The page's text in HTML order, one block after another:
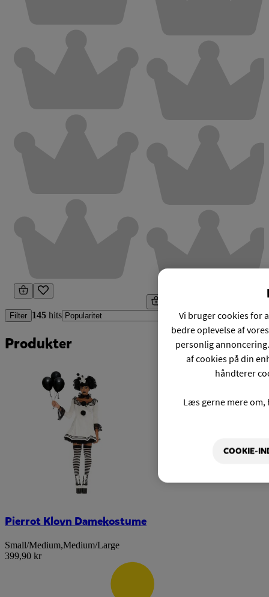
Filter 145 hits
Produkter
Pierrot Klovn Damekostume
Small/Medium,Medium/Large
399,90 kr
Vi bruger cookies for
bedre oplevelse af
personlig
af cookies på din
håndterer
Læs gerne mere
COOKIE-